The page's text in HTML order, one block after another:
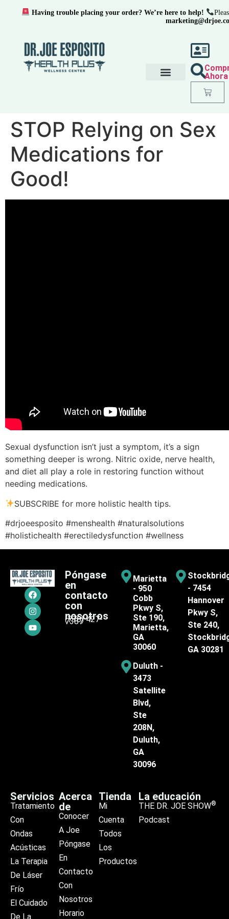
Ahora
STOP Relying on Sex
Medications for
Good!
Sexual dysfunction isn’t just a symptom, it’s a sign
something deeper is wrong. Nitric oxide, nerve health,
and diet all play a role in restoring function without
needing medications.
SUBSCRIBE for more holistic health tips.
#drjoeesposito #menshealth #naturalsolutions
#holistichealth #erectiledysfunction #wellness
Póngase
en
contacto
con
nosotros
(770) 427-
7387
Marietta
- 950
Cobb
Pkwy S,
Ste 190,
Marietta,
GA
30060
Duluth -
3473
Satellite
Blvd,
Ste
208N,
Duluth,
GA
30096
- 7454
Hannover
Pkwy S,
Ste 240,
GA 30281
Servicios
Tratamiento
Con
Ondas
Acústicas
La Terapia
De Láser
Frío
El Cuidado
De La
Acerca
de
Conocer
A Joe
Póngase
En
Contacto
Con
Nosotros
Horario
Tienda
Mi
Cuenta
Todos
Los
Productos
La educación
THE DR. JOE SHOW®
Podcast
Having trouble placing your order? We’re here to help!